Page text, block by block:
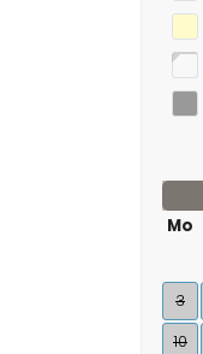
Mo
3
10